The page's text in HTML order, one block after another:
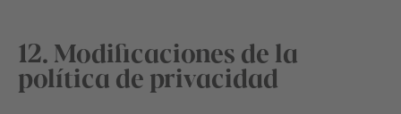
12. Modificaciones de la
política de privacidad